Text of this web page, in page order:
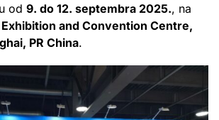
od 9. do 12. septembra 2025., na
and Convention Centre,
PR China.